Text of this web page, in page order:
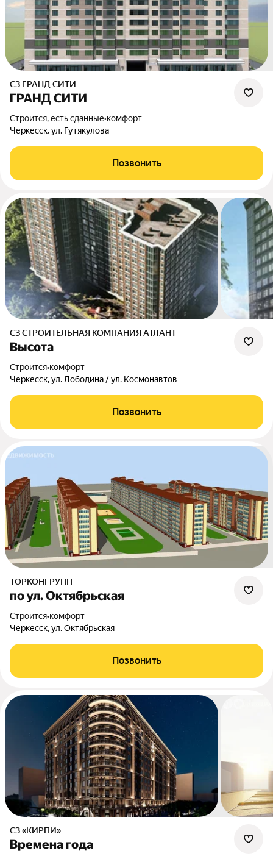
СЗ ГРАНД СИТИ
ГРАНД СИТИ
Строится, есть сданные•комфорт
Черкесск, ул. Гутякулова
Позвонить
СЗ СТРОИТЕЛЬНАЯ КОМПАНИЯ АТЛАНТ
Высота
Строится•комфорт
Черкесск, ул. Лободина / ул. Космонавтов
Позвонить
ТОРКОНГРУПП
по ул. Октябрьская
Строится•комфорт
Черкесск, ул. Октябрьская
Позвонить
СЗ «КИРПИ»
Времена года